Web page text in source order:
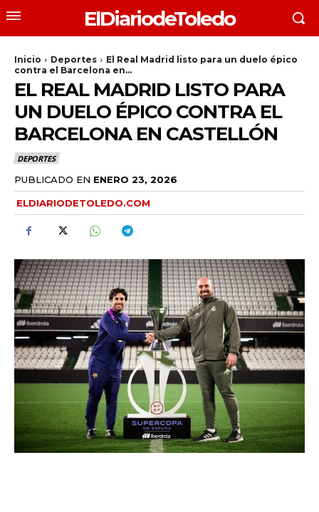
ElDiariodeToledo
Inicio Deportes
El Real Madrid listo para un duelo épico
contra el Barcelona en...
EL REAL MADRID LISTO PARA
UN DUELO ÉPICO CONTRA EL
BARCELONA EN CASTELLÓN
DEPORTES
PUBLICADO EN ENERO 23, 2026
ELDIARIODETOLEDO.COM